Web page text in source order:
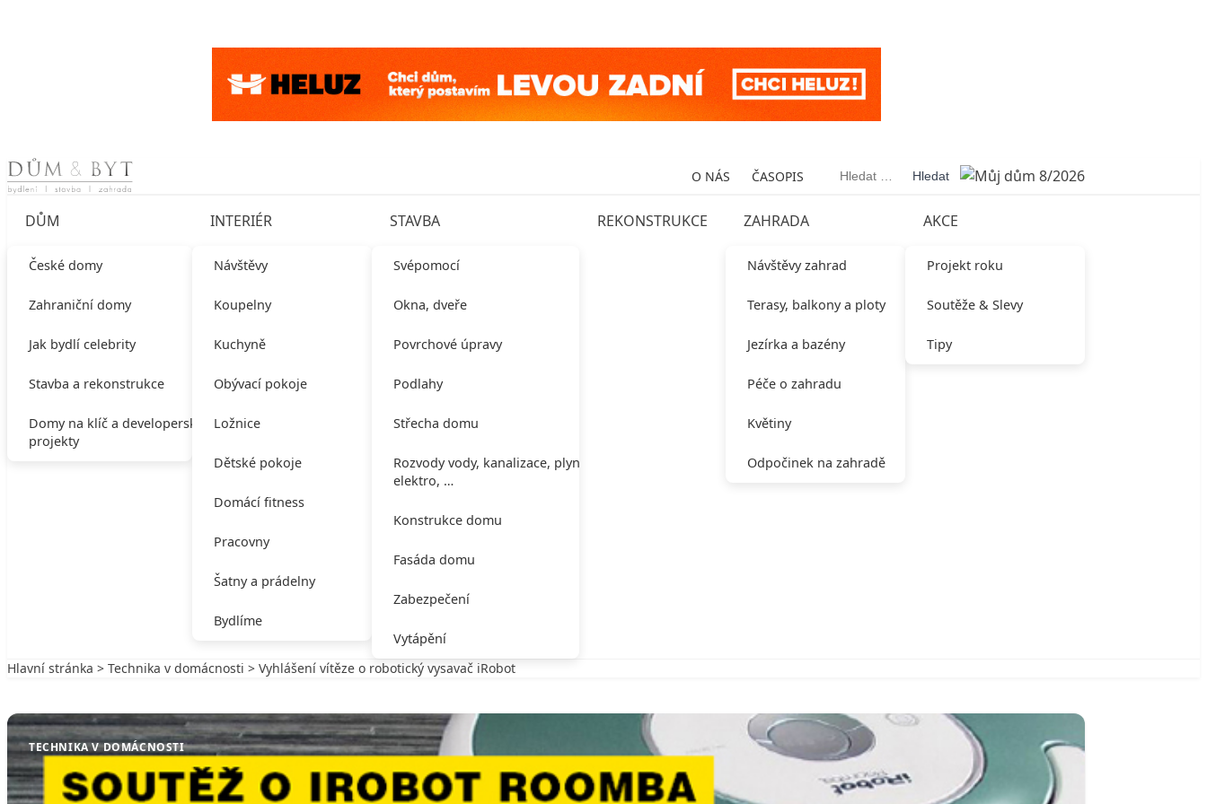
Skip to content O NÁS ČASOPIS Vyhledávání
DŮM
České domy
Zahraniční domy
Jak bydlí celebrity
Stavba a rekonstrukce
Domy na klíč a developerské
projekty
INTERIÉR
Návštěvy
Koupelny
Kuchyně
Obývací pokoje
Ložnice
Dětské pokoje
Domácí fitness
Pracovny
Šatny a prádelny
Bydlíme
STAVBA
Svépomocí
Okna, dveře
Povrchové úpravy
Podlahy
Střecha domu
Rozvody vody, kanalizace, plynu,
elektro, …
Konstrukce domu
Fasáda domu
Zabezpečení
Vytápění
REKONSTRUKCE ZAHRADA
Návštěvy zahrad
Terasy, balkony a ploty
Jezírka a bazény
Péče o zahradu
Květiny
Odpočinek na zahradě
AKCE
Projekt roku
Soutěže & Slevy
Tipy
Hlavní stránka > Technika v domácnosti > Vyhlášení vítěze o robotický vysavač iRobot
TECHNIKA V DOMÁCNOSTI